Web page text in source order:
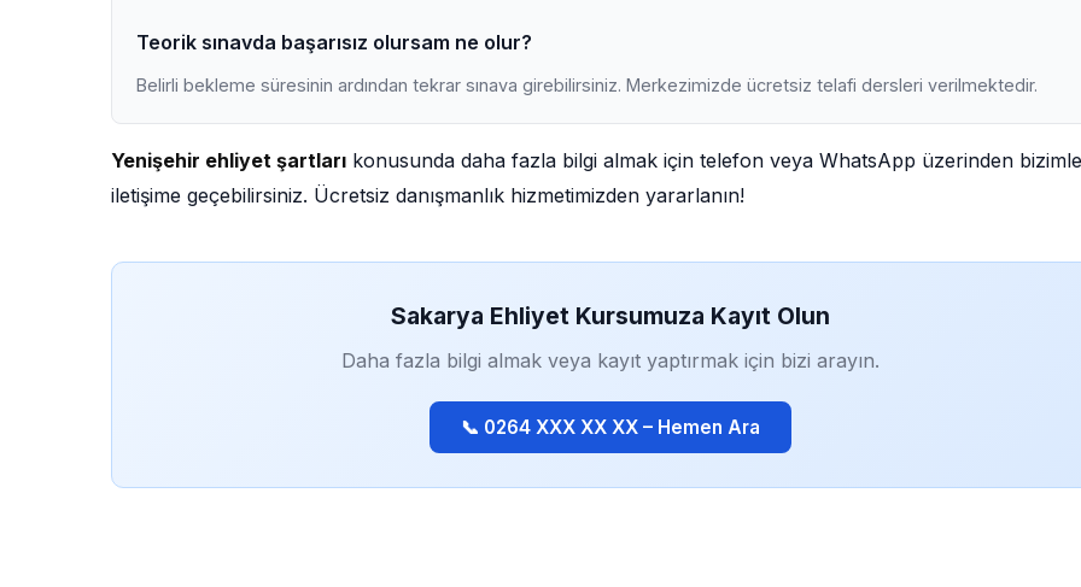
Teorik sınavda başarısız olursam ne olur?
Belirli bekleme süresinin ardından tekrar sınava girebilirsiniz. Merkezimizde ücretsiz telafi dersleri verilmektedir.
Yenişehir ehliyet şartları konusunda daha fazla bilgi almak için telefon veya WhatsApp üzerinden bizimle
iletişime geçebilirsiniz. Ücretsiz danışmanlık hizmetimizden yararlanın!
Sakarya Ehliyet Kursumuza Kayıt Olun
Daha fazla bilgi almak veya kayıt yaptırmak için bizi arayın.
📞 0264 XXX XX XX – Hemen Ara